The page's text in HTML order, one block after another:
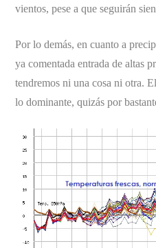
vientos, pese a que seguirán
Por lo demás, en cuanto a
ya comentada entrada de altas
tendremos ni una cosa ni otra.
lo dominante, quizás por